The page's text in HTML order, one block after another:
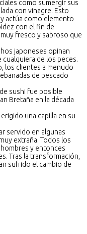
como sumergir sus
con vinagre. Esto
actúa como elemento
con el fin de
fresco y sabroso que
japoneses opinan
cualquiera de los peces.
los clientes a menudo
de pescado
sushi fue posible
Bretaña en la década
una capilla en su
servido en algunas
extraña. Todos los
y entonces
Tras la transformación,
sufrido el cambio de